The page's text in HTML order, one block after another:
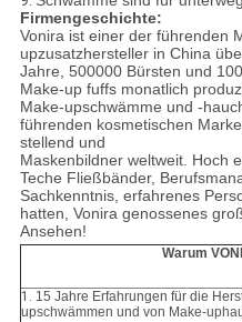
Firmengeschichte:
Vonira ist einer der führenden
upzusatzhersteller in China
Jahre, 500000 Bürsten und
Make-up fuffs monatlich
Make-upschwämme und -
führenden kosmetischen
stellend und
Maskenbildner weltweit. Hoch
Teche Fließbänder,
Sachkenntnis, erfahrenes
hatten, Vonira genossenes
Ansehen!
Warum
1. 15 Jahre Erfahrungen für die
upschwämmen und von Make-